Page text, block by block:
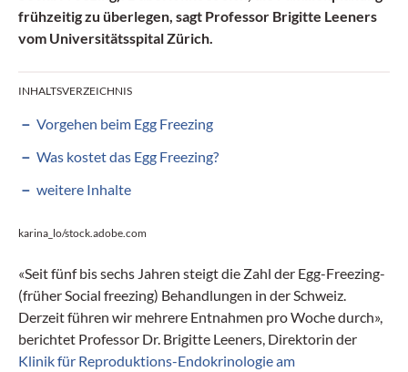
frühzeitig zu überlegen, sagt Professor Brigitte Leeners
vom Universitätsspital Zürich.
INHALTSVERZEICHNIS
Vorgehen beim Egg Freezing
Was kostet das Egg Freezing?
weitere Inhalte
karina_lo/stock.adobe.com
«Seit fünf bis sechs Jahren steigt die Zahl der Egg-Freezing-
(früher Social freezing) Behandlungen in der Schweiz.
Derzeit führen wir mehrere Entnahmen pro Woche durch»,
berichtet Professor Dr. Brigitte Leeners, Direktorin der
Klinik für Reproduktions-Endokrinologie am